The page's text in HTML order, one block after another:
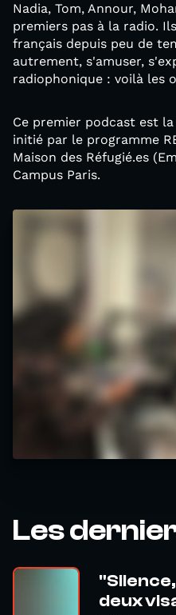
Nadia, Tom, Annour,
premiers pas à la radio.
français depuis peu de
autrement, s'amuser,
radiophonique : voilà les
Ce premier podcast est
initié par le programme
Maison des Réfugié.es
Campus Paris.
Les
deux